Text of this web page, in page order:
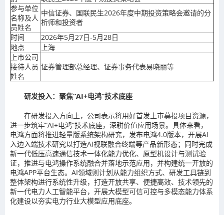
参与单位
名称及人
员姓名
中信证券、国联民生2026年度中期投资策略会邀请的分
析师和投资者
时间
2026年5月27日-5月28日
地点
上海
上市公司
接待人员
姓名
证券管理部总经理、证券事务代表易晓丽等
研发投入：聚焦“AI+电鸿”技术底座
在研发投入方向上，公司表示将用好首发上市募投项目资源，
进一步筑牢“AI+电鸿”技术底座，深耕价值应用场景。具体来看，
电鸿方面将推进轻量版系统架构研究，发布电鸿4.0版本，开展AI
入边入端技术研究以打造AI视联融合终端等产品新形态；同时完成
新一代低压高速通信技术一体化能力优化、原型机设计与测试验
证，推进与电鸿操作系统融合并落地示范应用，并构建统一开放的
电鸿APP平台生态。AI领域则计划从能力组织方式、研发工具链到
整体架构进行系统性升级，打造开放共享、便捷高效、技术领先的
新一代电力人工智能平台，开展大模型可信可控与多模态能力体系
化建设以夯实电力行业大模型应用底座。